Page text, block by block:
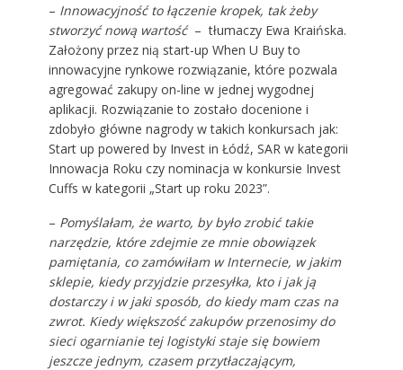
– Innowacyjność to łączenie kropek, tak żeby
stworzyć nową wartość– tłumaczy Ewa Kraińska.
Założony przez nią start-up When U Buy to
innowacyjne rynkowe rozwiązanie, które pozwala
agregować zakupy on-line w jednej wygodnej
aplikacji. Rozwiązanie to zostało docenione i
zdobyło główne nagrody w takich konkursach jak:
Start up powered by Invest in Łódź, SAR w kategorii
Innowacja Roku czy nominacja w konkursie Invest
Cuffs w kategorii „Start up roku 2023”.
– Pomyślałam, że warto, by było zrobić takie
narzędzie, które zdejmie ze mnie obowiązek
pamiętania, co zamówiłam w Internecie, w jakim
sklepie, kiedy przyjdzie przesyłka, kto i jak ją
dostarczy i w jaki sposób, do kiedy mam czas na
zwrot. Kiedy większość zakupów przenosimy do
sieci ogarnianie tej logistyki staje się bowiem
jeszcze jednym, czasem przytłaczającym,